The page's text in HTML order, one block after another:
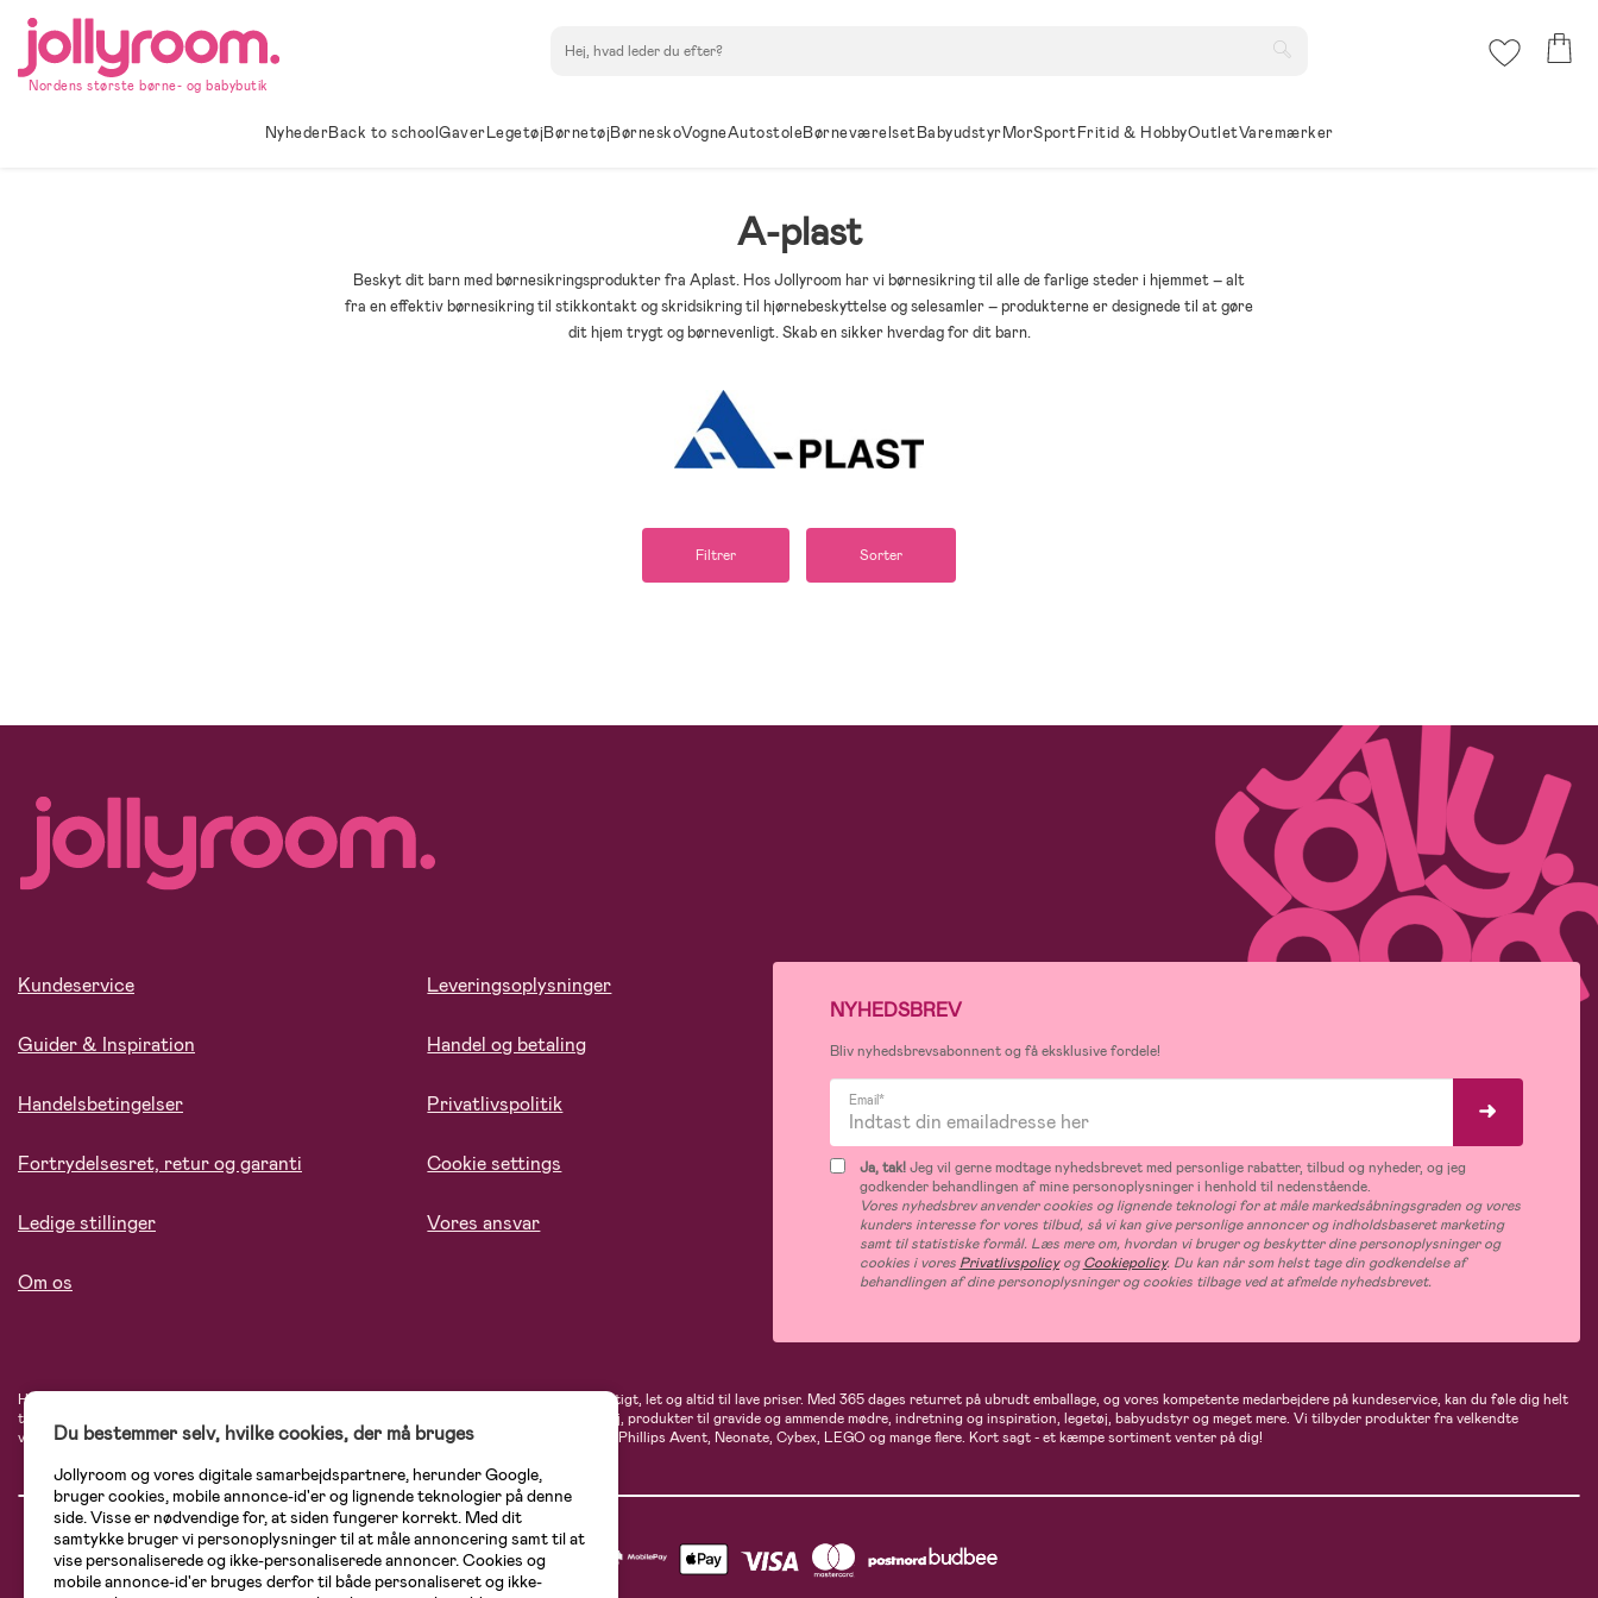
Hoppa
innehållet
Nordens største børne- og babybutik
NyhederBack to schoolGaverLegetøjBørnetøjBørneskoVogneAutostoleBørneværelsetBabyudstyrMorSportFritid & HobbyOutletVaremærker
A-plast
Beskyt dit barn med børnesikringsprodukter fra Aplast. Hos Jollyroom har vi børnesikring til alle de farlige steder i hjemmet – alt
fra en effektiv børnesikring til stikkontakt og skridsikring til hjørnebeskyttelse og selesamler – produkterne er designede til at gøre
dit hjem trygt og børnevenligt. Skab en sikker hverdag for dit barn.
Filtrer Sorter
Kundeservice
Guider & Inspiration
Handelsbetingelser
Fortrydelsesret, retur og garanti
Ledige stillinger
Om os
Leveringsoplysninger
Handel og betaling
Privatlivspolitik
Cookie settings
Vores ansvar
NYHEDSBREV
Bliv nyhedsbrevsabonnent og få eksklusive fordele!
Email*
Ja, tak!Jeg vil gerne modtage nyhedsbrevet med personlige rabatter, tilbud og nyheder, og jeg
godkender behandlingen af mine personoplysninger i henhold til nedenstående.
Vores nyhedsbrev anvender cookies og lignende teknologi for at måle markedsåbningsgraden og vores
kunders interesse for vores tilbud, så vi kan give personlige annoncer og indholdsbaseret marketing
samt til statistiske formål. Læs mere om, hvordan vi bruger og beskytter dine personoplysninger og
cookies i vores PrivatlivspolicyogCookiepolicy. Du kan når som helst tage din godkendelse af
behandlingen af dine personoplysninger og cookies tilbage ved at afmelde nyhedsbrevet.
Hos Jollyroom.dk finder du et stort udvalg af produkter til børnefamilien. Her handler du hurtigt, let og altid til lave priser. Med 365 dages returret på ubrudt emballage, og vores kompetente medarbejdere på kundeservice, kan du føle dig helt
tryg, når du handler hos os. I vores udvalg finder du barnevogne, autostole, børne- og babytøj, produkter til gravide og ammende mødre, indretning og inspiration, legetøj, babyudstyr og meget mere. Vi tilbyder produkter fra velkendte
varemærker som Britax, Maxi-Cosi, Baby Jogger, BabyBjörn, Didriksons, KidKraft, Ergobaby, Phillips Avent, Neonate, Cybex, LEGO og mange flere. Kort sagt - et kæmpe sortiment venter på dig!
Du bestemmer selv, hvilke cookies, der må bruges
Jollyroom og vores digitale samarbejdspartnere, herunder Google,
bruger cookies, mobile annonce-id'er og lignende teknologier på denne
side. Visse er nødvendige for, at siden fungerer korrekt. Med dit
samtykke bruger vi personoplysninger til at måle annoncering samt til at
vise personaliserede og ikke-personaliserede annoncer. Cookies og
mobile annonce-id'er bruges derfor til både personaliseret og ikke-